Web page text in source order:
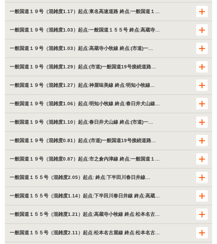
一般国道１９号（混雑度1.17）起点:東名高速道路 終点:一般国道１…
一般国道１９号（混雑度1.03）起点:一般国道１５５号 終点:高蔵寺…
一般国道１９号（混雑度1.03）起点:高蔵寺小牧線 終点:(市道)一…
一般国道１９号（混雑度1.29）起点:(市道)一般国道19号接続道路…
一般国道１９号（混雑度1.27）起点:神屋味美線 終点:明知小牧線…
一般国道１９号（混雑度1.06）起点:明知小牧線 終点:春日井犬山線…
一般国道１９号（混雑度1.10）起点:春日井犬山線 終点:(市道)一…
一般国道１９号（混雑度0.81）起点:(市道)一般国道19号接続道路…
一般国道１９号（混雑度0.87）起点:市之倉内津線 終点:一般国道１…
一般国道１５５号（混雑度2.05）起点: 終点:下半田川春日井線…
一般国道１５５号（混雑度1.14）起点:下半田川春日井線 終点:高蔵…
一般国道１５５号（混雑度1.21）起点:高蔵寺小牧線 終点:松本名古…
一般国道１５５号（混雑度2.11）起点:松本名古屋線 終点:松本名古…